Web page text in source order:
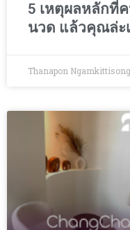
5 เหตุผลหลักที่
นวด แล้วคุณล่ะ
Thanapon